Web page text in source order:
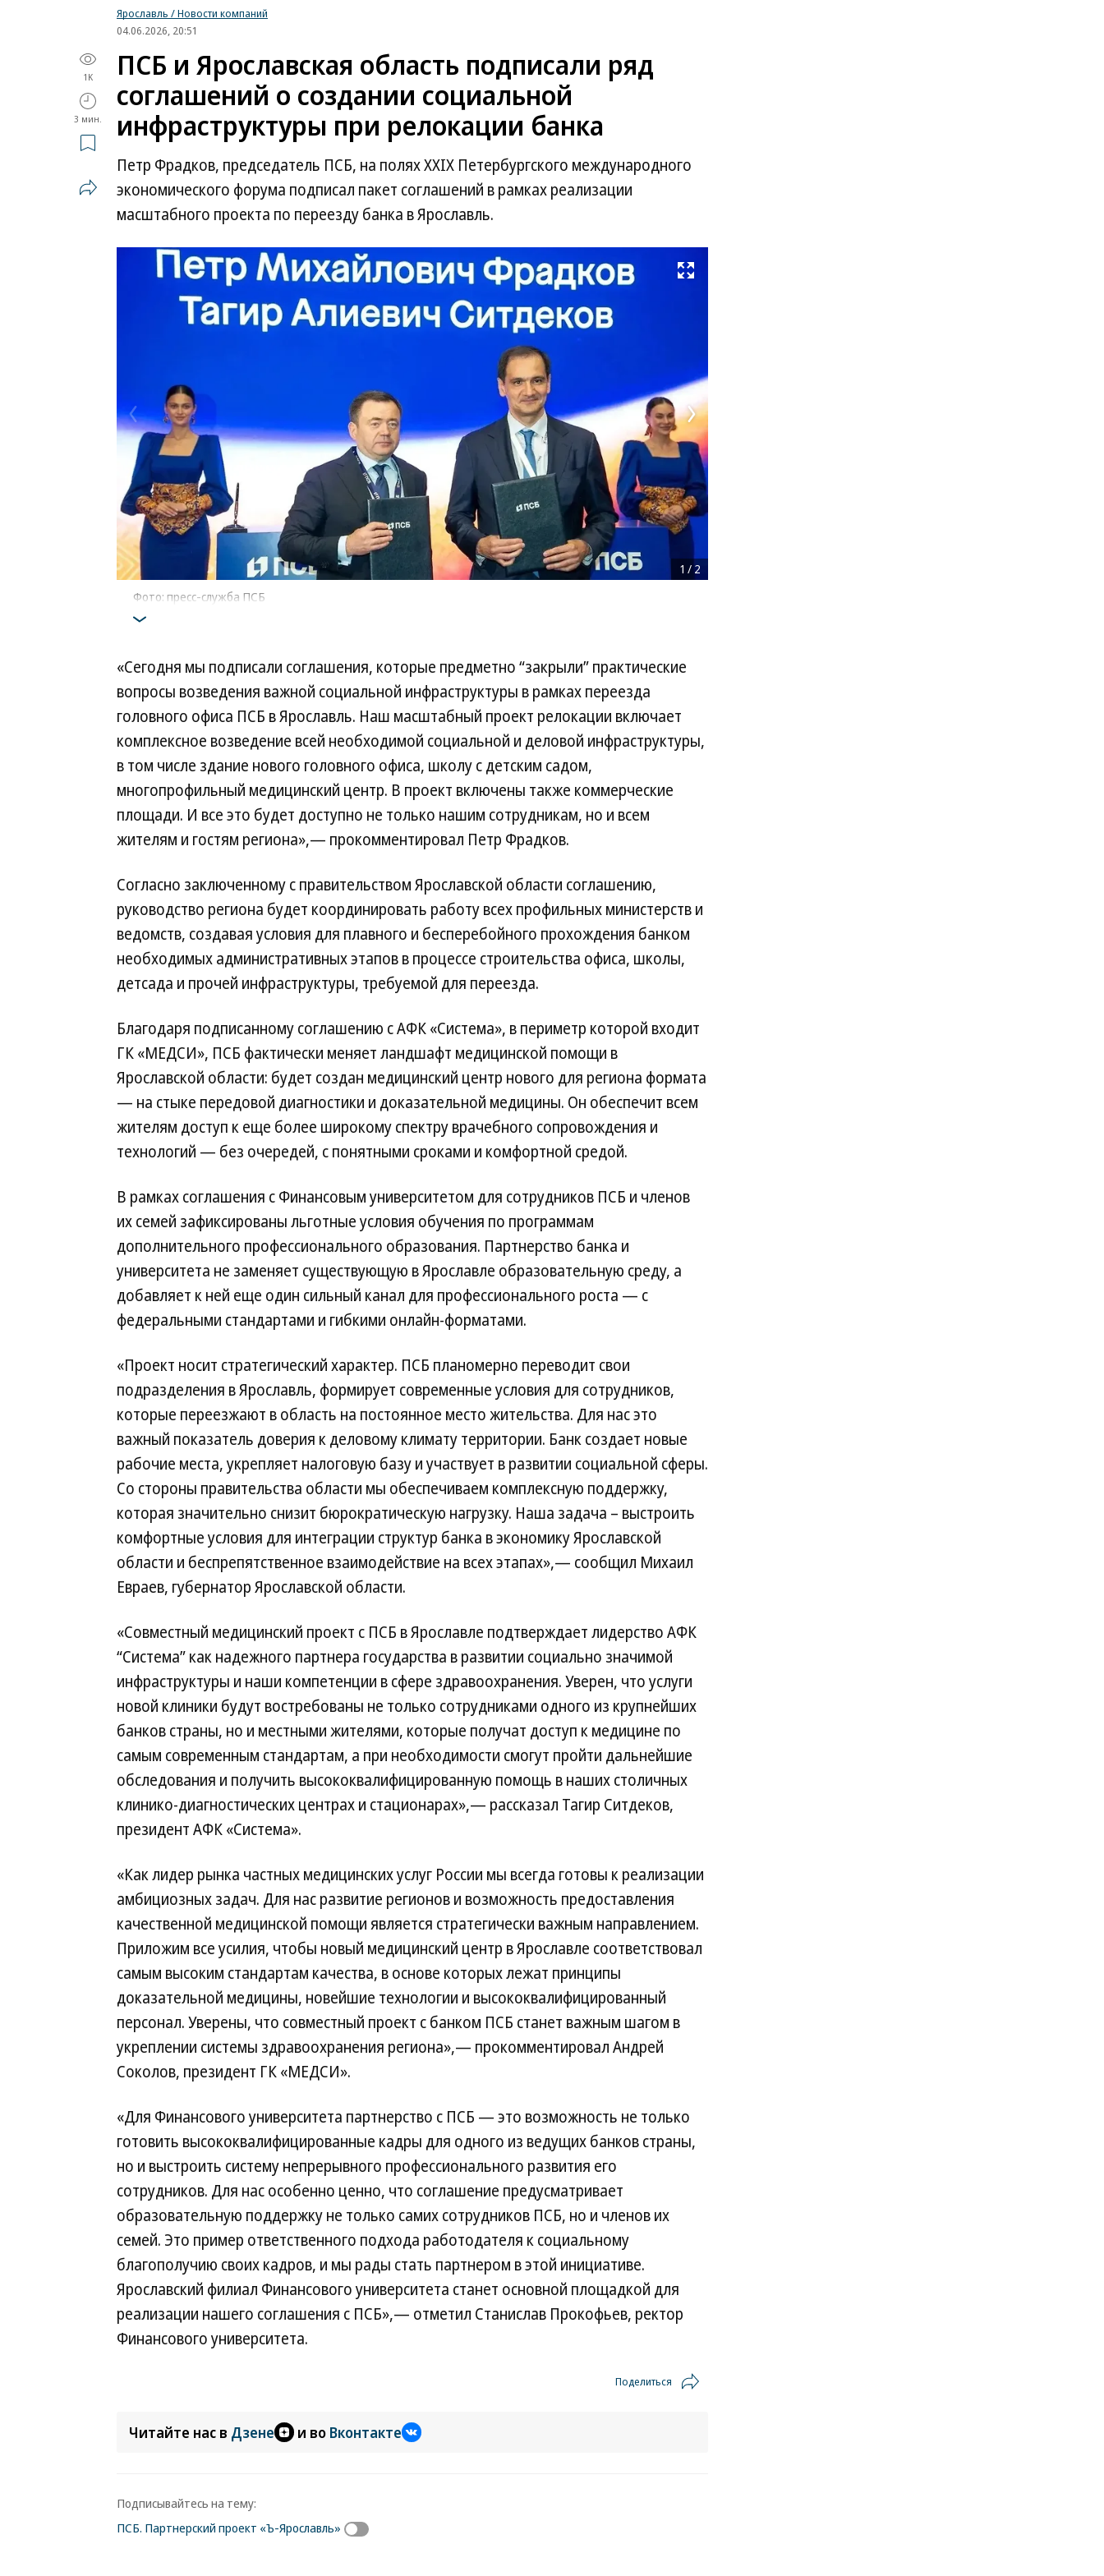
Ярославль / Новости компаний
04.06.2026, 20:51
1K
3 мин.
ПСБ и Ярославская область подписали ряд
соглашений о создании социальной
инфраструктуры при релокации банка
Петр Фрадков, председатель ПСБ, на полях XXIX Петербургского международного
экономического форума подписал пакет соглашений в рамках реализации
масштабного проекта по переезду банка в Ярославль.
Развернуть на весь экран
Фото: пресс-служба ПСБ
1 / 2
«Сегодня мы подписали соглашения, которые предметно “закрыли” практические
вопросы возведения важной социальной инфраструктуры в рамках переезда
головного офиса ПСБ в Ярославль. Наш масштабный проект релокации включает
комплексное возведение всей необходимой социальной и деловой инфраструктуры,
в том числе здание нового головного офиса, школу с детским садом,
многопрофильный медицинский центр. В проект включены также коммерческие
площади. И все это будет доступно не только нашим сотрудникам, но и всем
жителям и гостям региона»,— прокомментировал Петр Фрадков.
Согласно заключенному с правительством Ярославской области соглашению,
руководство региона будет координировать работу всех профильных министерств и
ведомств, создавая условия для плавного и бесперебойного прохождения банком
необходимых административных этапов в процессе строительства офиса, школы,
детсада и прочей инфраструктуры, требуемой для переезда.
Благодаря подписанному соглашению с АФК «Система», в периметр которой входит
ГК «МЕДСИ», ПСБ фактически меняет ландшафт медицинской помощи в
Ярославской области: будет создан медицинский центр нового для региона формата
— на стыке передовой диагностики и доказательной медицины. Он обеспечит всем
жителям доступ к еще более широкому спектру врачебного сопровождения и
технологий — без очередей, с понятными сроками и комфортной средой.
В рамках соглашения с Финансовым университетом для сотрудников ПСБ и членов
их семей зафиксированы льготные условия обучения по программам
дополнительного профессионального образования. Партнерство банка и
университета не заменяет существующую в Ярославле образовательную среду, а
добавляет к ней еще один сильный канал для профессионального роста — с
федеральными стандартами и гибкими онлайн-форматами.
«Проект носит стратегический характер. ПСБ планомерно переводит свои
подразделения в Ярославль, формирует современные условия для сотрудников,
которые переезжают в область на постоянное место жительства. Для нас это
важный показатель доверия к деловому климату территории. Банк создает новые
рабочие места, укрепляет налоговую базу и участвует в развитии социальной сферы.
Со стороны правительства области мы обеспечиваем комплексную поддержку,
которая значительно снизит бюрократическую нагрузку. Наша задача – выстроить
комфортные условия для интеграции структур банка в экономику Ярославской
области и беспрепятственное взаимодействие на всех этапах»,— сообщил Михаил
Евраев, губернатор Ярославской области.
«Совместный медицинский проект с ПСБ в Ярославле подтверждает лидерство АФК
“Система” как надежного партнера государства в развитии социально значимой
инфраструктуры и наши компетенции в сфере здравоохранения. Уверен, что услуги
новой клиники будут востребованы не только сотрудниками одного из крупнейших
банков страны, но и местными жителями, которые получат доступ к медицине по
самым современным стандартам, а при необходимости смогут пройти дальнейшие
обследования и получить высококвалифицированную помощь в наших столичных
клинико-диагностических центрах и стационарах»,— рассказал Тагир Ситдеков,
президент АФК «Система».
«Как лидер рынка частных медицинских услуг России мы всегда готовы к реализации
амбициозных задач. Для нас развитие регионов и возможность предоставления
качественной медицинской помощи является стратегически важным направлением.
Приложим все усилия, чтобы новый медицинский центр в Ярославле соответствовал
самым высоким стандартам качества, в основе которых лежат принципы
доказательной медицины, новейшие технологии и высококвалифицированный
персонал. Уверены, что совместный проект с банком ПСБ станет важным шагом в
укреплении системы здравоохранения региона»,— прокомментировал Андрей
Соколов, президент ГК «МЕДСИ».
«Для Финансового университета партнерство с ПСБ — это возможность не только
готовить высококвалифицированные кадры для одного из ведущих банков страны,
но и выстроить систему непрерывного профессионального развития его
сотрудников. Для нас особенно ценно, что соглашение предусматривает
образовательную поддержку не только самих сотрудников ПСБ, но и членов их
семей. Это пример ответственного подхода работодателя к социальному
благополучию своих кадров, и мы рады стать партнером в этой инициативе.
Ярославский филиал Финансового университета станет основной площадкой для
реализации нашего соглашения с ПСБ»,— отметил Станислав Прокофьев, ректор
Финансового университета.
Поделиться
Читайте нас в Дзене и во Вконтакте
Подписывайтесь на тему:
ПСБ. Партнерский проект «Ъ-Ярославль»